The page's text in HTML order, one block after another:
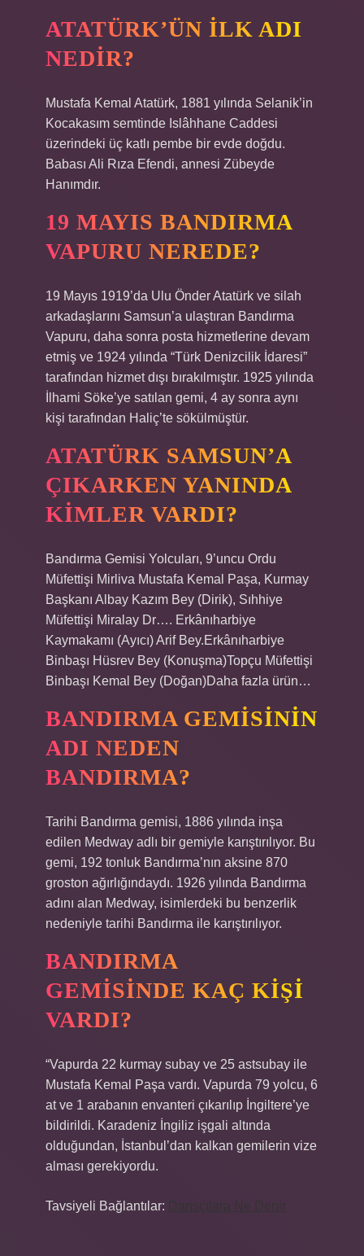
ATATÜRK’ÜN ILK ADI
NEDIR?
Mustafa Kemal Atatürk, 1881 yılında Selanik’in
Kocakasım semtinde Islâhhane Caddesi
üzerindeki üç katlı pembe bir evde doğdu.
Babası Ali Rıza Efendi, annesi Zübeyde
Hanımdır.
19 MAYIS BANDIRMA
VAPURU NEREDE?
19 Mayıs 1919’da Ulu Önder Atatürk ve silah
arkadaşlarını Samsun’a ulaştıran Bandırma
Vapuru, daha sonra posta hizmetlerine devam
etmiş ve 1924 yılında “Türk Denizcilik İdaresi”
tarafından hizmet dışı bırakılmıştır. 1925 yılında
İlhami Söke’ye satılan gemi, 4 ay sonra aynı
kişi tarafından Haliç’te sökülmüştür.
ATATÜRK SAMSUN’A
ÇIKARKEN YANINDA
KIMLER VARDI?
Bandırma Gemisi Yolcuları, 9’uncu Ordu
Müfettişi Mirliva Mustafa Kemal Paşa, Kurmay
Başkanı Albay Kazım Bey (Dirik), Sıhhiye
Müfettişi Miralay Dr…. Erkânıharbiye
Kaymakamı (Ayıcı) Arif Bey.Erkânıharbiye
Binbaşı Hüsrev Bey (Konuşma)Topçu Müfettişi
Binbaşı Kemal Bey (Doğan)Daha fazla ürün…
BANDIRMA GEMISININ
ADI NEDEN
BANDIRMA?
Tarihi Bandırma gemisi, 1886 yılında inşa
edilen Medway adlı bir gemiyle karıştırılıyor. Bu
gemi, 192 tonluk Bandırma’nın aksine 870
groston ağırlığındaydı. 1926 yılında Bandırma
adını alan Medway, isimlerdeki bu benzerlik
nedeniyle tarihi Bandırma ile karıştırılıyor.
BANDIRMA
GEMISINDE KAÇ KIŞI
VARDI?
“Vapurda 22 kurmay subay ve 25 astsubay ile
Mustafa Kemal Paşa vardı. Vapurda 79 yolcu, 6
at ve 1 arabanın envanteri çıkarılıp İngiltere’ye
bildirildi. Karadeniz İngiliz işgali altında
olduğundan, İstanbul’dan kalkan gemilerin vize
alması gerekiyordu.
Tavsiyeli Bağlantılar: